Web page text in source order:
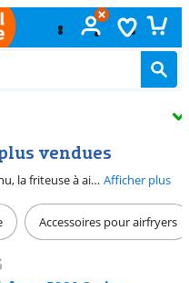
vendues
Airfryer est devenu un nom bien connu, la friteuse à air chaud qui cuit sans huile ni graisse. C'est donc une option plus saine que la friture classique dans une friteuse. Vous souhaitez acheter le meilleur airfryer mais vous ne savez pas quel est le meilleur choix. Pour le moment, ces airfryers sont les plus populaires et forment le top 10 des airfryers. Afficher plus
Accessoires pour airfryers